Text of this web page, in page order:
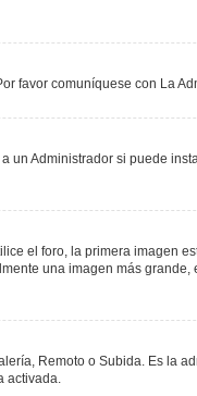
favor comuníquese con La
Administrador si puede
el foro, la primera imagen
una imagen más
Remoto o Subida. Es la
activada.